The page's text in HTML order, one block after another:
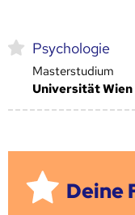
Psychologie
Masterstudium
Universität Wien
Deine